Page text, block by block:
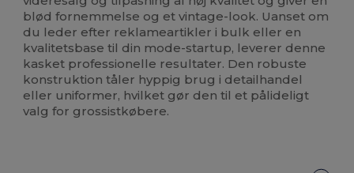
blød fornemmelse og et vintage-look. Uanset om
du leder efter reklameartikler i bulk eller en
kvalitetsbase til din mode-startup, leverer denne
kasket professionelle resultater. Den robuste
konstruktion tåler hyppig brug i detailhandel
eller uniformer, hvilket gør den til et pålideligt
valg for grossistkøbere.